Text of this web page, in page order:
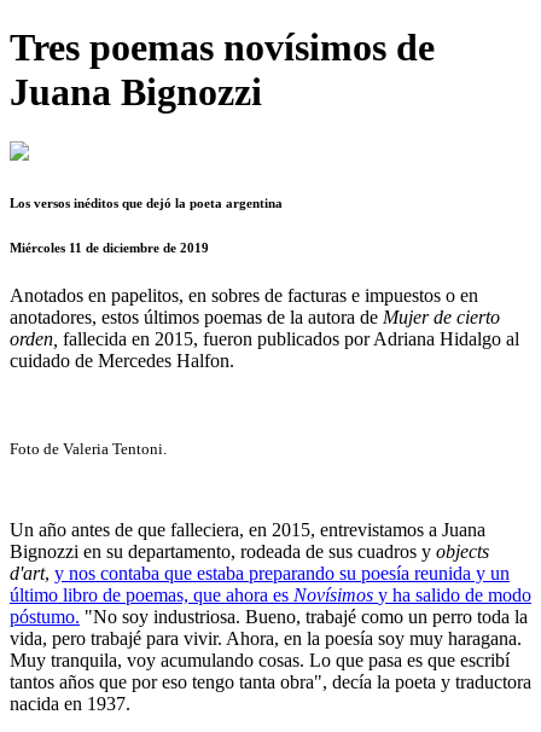
Tres poemas novísimos de
Juana Bignozzi
Los versos inéditos que dejó la poeta argentina
Miércoles 11 de diciembre de 2019
Anotados en papelitos, en sobres de facturas e impuestos o en
anotadores, estos últimos poemas de la autora de Mujer de cierto
orden, fallecida en 2015, fueron publicados por Adriana Hidalgo al
cuidado de Mercedes Halfon.
Foto de Valeria Tentoni.
Un año antes de que falleciera, en 2015, entrevistamos a Juana
Bignozzi en su departamento, rodeada de sus cuadros y objects
d'art, y nos contaba que estaba preparando su poesía reunida y un
último libro de poemas, que ahora es Novísimos y ha salido de modo
póstumo. "No soy industriosa. Bueno, trabajé como un perro toda la
vida, pero trabajé para vivir. Ahora, en la poesía soy muy haragana.
Muy tranquila, voy acumulando cosas. Lo que pasa es que escribí
tantos años que por eso tengo tanta obra", decía la poeta y traductora
nacida en 1937.